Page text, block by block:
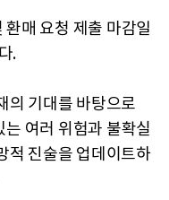
매 요청 제출 마감일
.
의 기대를 바탕으로
여러 위험과 불확실
적 진술을 업데이트하